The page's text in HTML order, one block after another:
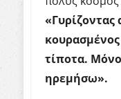
«Γυρίζοντας
τίποτα.
ηρεμήσω».